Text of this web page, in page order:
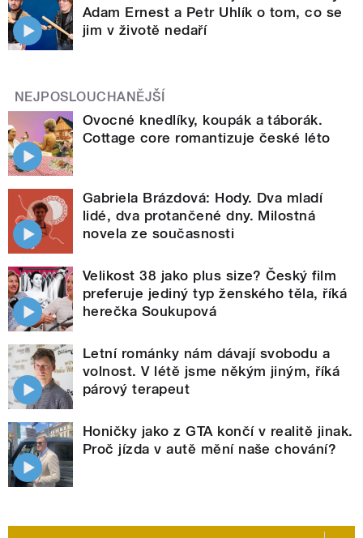
Adam Ernest a Petr Uhlík o tom, co se
jim v životě nedaří
NEJPOSLOUCHANĚJŠÍ
Ovocné knedlíky, koupák a táborák.
Cottage core romantizuje české léto
Gabriela Brázdová: Hody. Dva mladí
lidé, dva protančené dny. Milostná
novela ze současnosti
Velikost 38 jako plus size? Český film
preferuje jediný typ ženského těla, říká
herečka Soukupová
Letní románky nám dávají svobodu a
volnost. V létě jsme někým jiným, říká
párový terapeut
Honičky jako z GTA končí v realitě jinak.
Proč jízda v autě mění naše chování?